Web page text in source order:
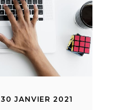
30 JANVIER 2021